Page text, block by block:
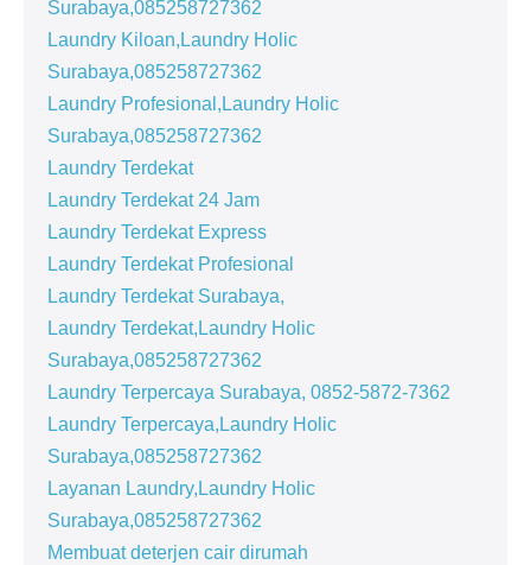
Surabaya,085258727362
Laundry Kiloan,Laundry Holic
Surabaya,085258727362
Laundry Profesional,Laundry Holic
Surabaya,085258727362
Laundry Terdekat
Laundry Terdekat 24 Jam
Laundry Terdekat Express
Laundry Terdekat Profesional
Laundry Terdekat Surabaya,
Laundry Terdekat,Laundry Holic
Surabaya,085258727362
Laundry Terpercaya Surabaya, 0852-5872-7362
Laundry Terpercaya,Laundry Holic
Surabaya,085258727362
Layanan Laundry,Laundry Holic
Surabaya,085258727362
Membuat deterjen cair dirumah